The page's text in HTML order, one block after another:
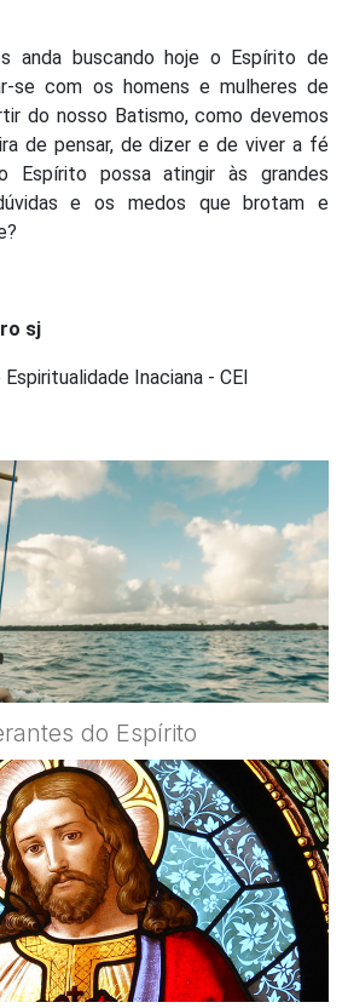
anda buscando hoje o Espírito de
se com os homens e mulheres de
do nosso Batismo, como devemos
de pensar, de dizer e de viver a fé
Espírito possa atingir às grandes
e os medos que brotam e
sj
Inaciana - CEI
do Espírito